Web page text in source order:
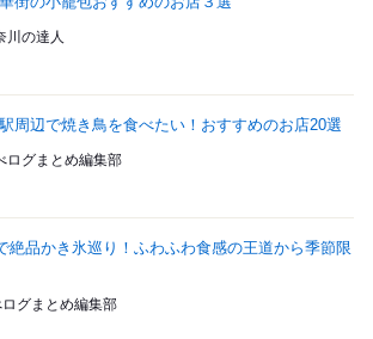
川の達人
周辺で焼き鳥を食べたい！おすすめのお店20選
ログまとめ編集部
絶品かき氷巡り！ふわふわ食感の王道から季節限
グまとめ編集部